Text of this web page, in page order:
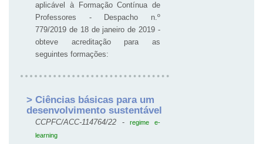
aplicável à Formação Contínua de
Professores - Despacho n.º
779/2019 de 18 de janeiro de 2019 -
obteve acreditação para as
seguintes formações:
> Ciências básicas para um
desenvolvimento sustentável
CCPFC/ACC-114764/22 -regime e-
learning